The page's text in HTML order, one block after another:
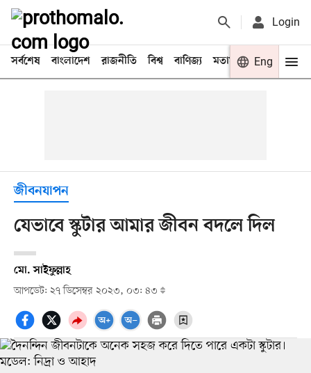
Login
সর্বশেষ বাংলাদেশ রাজনীতি বিশ্ব বাণিজ্য মতামত খেলা
Eng
জীবনযাপন
যেভাবে স্কুটার আমার জীবন বদলে দিল
মো. সাইফুল্লাহ
আপডেট: ২৭ ডিসেম্বর ২০২৩, ০৩: ৪৩